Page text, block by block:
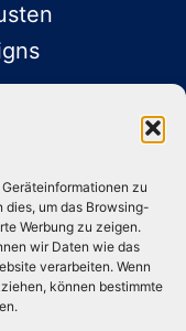
zu
um das Browsing-
Werbung zu zeigen.
wir Daten wie das
verarbeiten. Wenn
können bestimmte